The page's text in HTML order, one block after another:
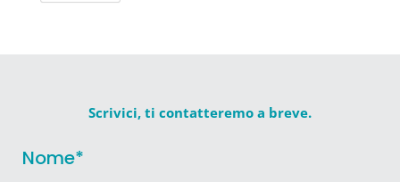
Scrivici, ti contatteremo a breve.
Nome*